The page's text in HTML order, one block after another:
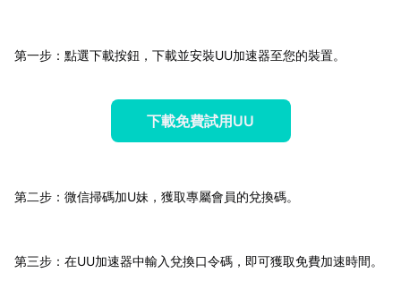
第一步：點選下載按鈕，下載並安裝UU加速器至您的裝置。
下載免費試用UU
第二步：微信掃碼加U妹，獲取專屬會員的兌換碼。
第三步：在UU加速器中輸入兌換口令碼，即可獲取免費加速時間。